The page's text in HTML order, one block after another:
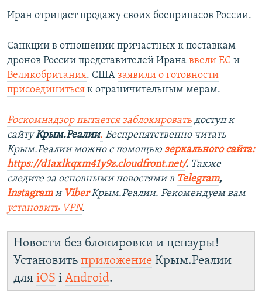
Иран отрицает продажу своих боеприпасов России.
Санкции в отношении причастных к поставкам
дронов России представителей Ирана ввели ЕС и
Великобритания. США заявили о готовности
присоединиться к ограничительным мерам.
Роскомнадзор пытается заблокировать доступ к
сайтуКрым.Реалии. Беспрепятственно читать
Крым.Реалии можно с помощью зеркального сайта:
https://d1axlkqxm41y9z.cloudfront.net/. ​ Также
следите за основными новостями в Telegram,
Instagram и ViberКрым.Реалии. Рекомендуем вам
установить VPN.
Новости без блокировки и цензуры!
Установить приложение Крым.Реалии
для iOS і Android.